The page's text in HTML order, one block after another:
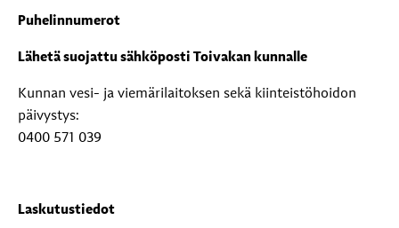
Puhelinnumerot
Lähetä suojattu sähköposti Toivakan kunnalle
Kunnan vesi- ja viemärilaitoksen sekä kiinteistöhoidon
päivystys:
0400 571 039
Laskutustiedot